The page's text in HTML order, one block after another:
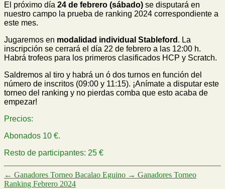
El próximo día 24 de febrero (sábado) se disputará en
nuestro campo la prueba de ranking 2024 correspondiente a
este mes.
Jugaremos en modalidad individual Stableford . La
inscripción se cerrará el día 22 de febrero a las 12:00 h.
Habrá trofeos para los primeros clasificados HCP y Scratch.
Saldremos al tiro y habrá un ó dos turnos en función del
número de inscritos (09:00 y 11:15). ¡Anímate a disputar este
torneo del ranking y no pierdas comba que esto acaba de
empezar!
Precios:
Abonados 10 €.
Resto de participantes: 25 €
← Ganadores Torneo Bacalao Eguino → Ganadores Torneo
Ranking Febrero 2024